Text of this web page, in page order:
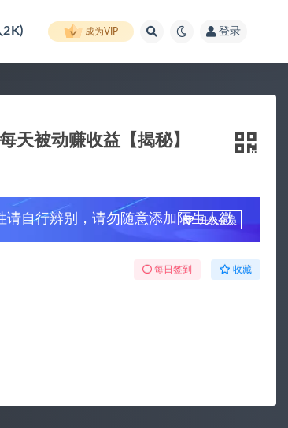
入2K) 成为VIP 登录
天被动赚收益【揭秘】
请自行辨别，请勿随意添加陌生人微
升级会员
每日签到 收藏